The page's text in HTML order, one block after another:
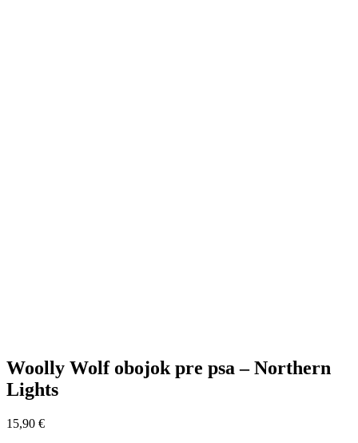
Woolly Wolf obojok pre psa – Northern
Lights
15,90 €